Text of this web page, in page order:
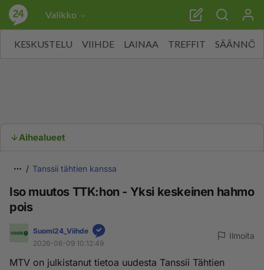
Valikko
KESKUSTELU VIIHDE LAINAA TREFFIT SÄÄNNÖT
Aihealueet
Tanssii tähtien kanssa
Iso muutos TTK:hon - Yksi keskeinen hahmo
pois
Suomi24_Viihde
2026-06-09 10:12:49
Ilmoita
MTV on julkistanut tietoa uudesta Tanssii Tähtien